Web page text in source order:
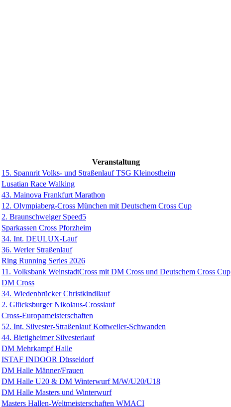
Veranstaltung
15. Spannrit Volks- und Straßenlauf TSG Kleinostheim
Lusatian Race Walking
43. Mainova Frankfurt Marathon
12. Olympiaberg-Cross München mit Deutschem Cross Cup
2. Braunschweiger Speed5
Sparkassen Cross Pforzheim
34. Int. DEULUX-Lauf
36. Werler Straßenlauf
Ring Running Series 2026
11. Volksbank WeinstadtCross mit DM Cross und Deutschem Cross Cup
DM Cross
34. Wiedenbrücker Christkindllauf
2. Glücksburger Nikolaus-Crosslauf
Cross-Europameisterschaften
52. Int. Silvester-Straßenlauf Kottweiler-Schwanden
44. Bietigheimer Silvesterlauf
DM Mehrkampf Halle
ISTAF INDOOR Düsseldorf
DM Halle Männer/Frauen
DM Halle U20 & DM Winterwurf M/W/U20/U18
DM Halle Masters und Winterwurf
Masters Hallen-Weltmeisterschaften WMACI